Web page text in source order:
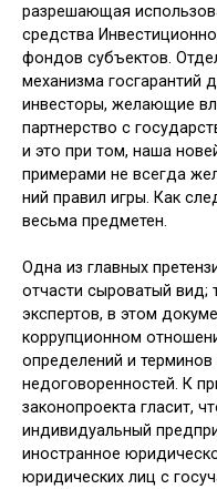
разрешающая
средства
фондов субъектов.
механизма госгарантий
инвесторы, желающие
партнерство с
и это при том, наша
примерами не всег­да
ний правил игры. Как
весьма предметен.
Одна из главных
отчасти сы­роватый
экспертов, в этом
корруп­ционном
определений и
недоговоренностей. К
законопро­екта гласит,
индивидуальный
иностранное
юридических лиц с